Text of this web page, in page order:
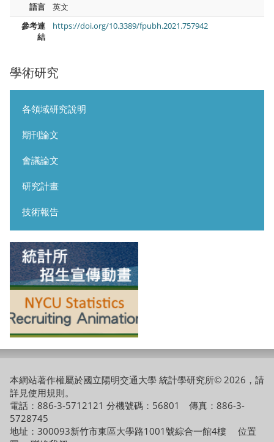
學術研究
各領域研究說明
期刊論文
會議論文
研究計畫
技術報告
語言
英文
參考連
結
https://doi.org/10.3389/fpubh.2021.757942
本網站著作權屬於國立陽明交通大學 統計學研究所© 2026，請
詳見使用規則。
電話：886-3-5712121 分機號碼：56801 傳真：886-3-
5728745
地址：300093新竹市東區大學路1001號綜合一館4樓 位置